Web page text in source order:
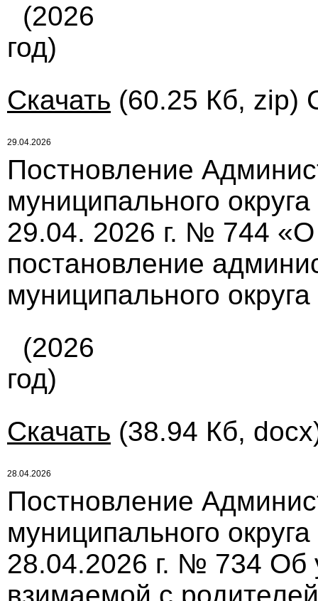
(2026
год)
Скачать (60.25 Кб, zip)
29.04.2026
Постновление
муниципального
29.04. 2026 г. № 744
постановление
муниципального
(2026
год)
Скачать (38.94 Кб,
28.04.2026
Постновление
муниципального
28.04.2026 г. № 734 Об